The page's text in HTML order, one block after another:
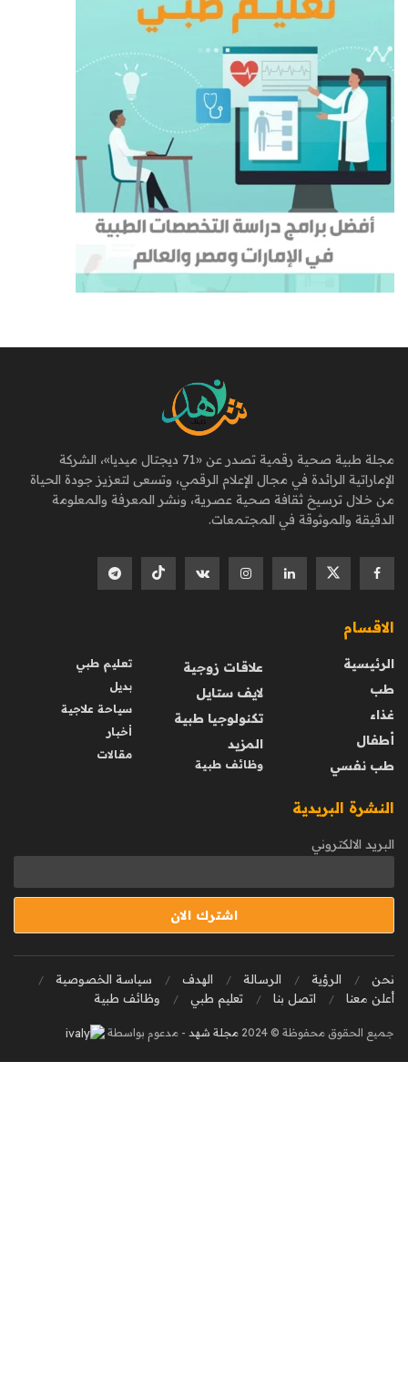
مجلة طبية صحية رقمية تصدر عن «71 ديجتال ميديا»، الشركة
الإماراتية الرائدة في مجال الإعلام الرقمي، وتسعى لتعزيز جودة الحياة
من خلال ترسيخ ثقافة صحية عصرية، ونشر المعرفة والمعلومة
الدقيقة والموثوقة في المجتمعات.
الاقسام
الرئيسية
طب
غذاء
أطفال
طب نفسي
علاقات زوجية
لايف ستايل
تكنولوجيا طبية
المزيد
وظائف طبية
تعليم طبي
بديل
سياحة علاجية
أخبار
مقالات
النشرة البريدية
البريد الالكتروني
نحن الرؤية الرسالة الهدف
سياسة الخصوصية
أعلن معنا
اتصل بنا تعليم طبي وظائف طبية
جميع الحقوق محفوظة © 2024 مجلة شهد - مدعوم بواسطة